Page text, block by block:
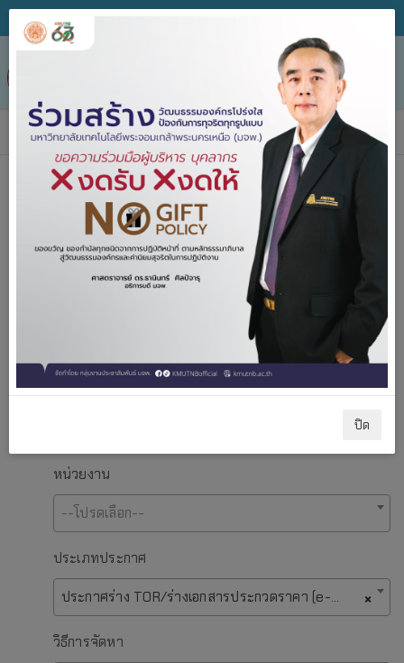
ข่าวประกาศจัดซื้อจัดจ้าง
ประกาศจัด
ซื้อจัดจ้าง 2557-2567
คำค้น
หน่วยงาน
--โปรดเลือก--
ประเภทประกาศ
×
ประกาศร่าง TOR/ร่างเอกสารประกวดราคา (e-bidding)/ประกาศราคากลาง
วิธีการจัดหา
ปิด